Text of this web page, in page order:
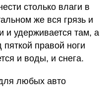
столько влаги в
же вся грязь и
и удерживается там, а
пяткой правой ноги
и воды, и снега.